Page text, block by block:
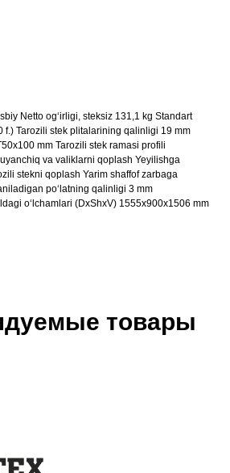
Netto og‘irligi, steksiz 131,1 kg Standart
f.) Tarozili stek plitalarining qalinligi 19 mm
mm Tarozili stek ramasi profili
va valiklarni qoplash Yeyilishga
stekni qoplash Yarim shaffof zarbaga
po‘latning qalinligi 3 mm
o‘lchamlari (DxShxV) 1555x900x1506 mm
товары